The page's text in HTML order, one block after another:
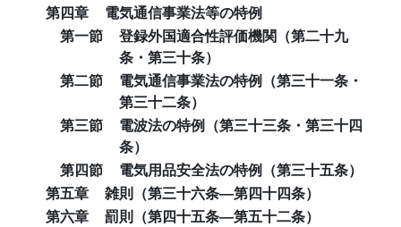
第四章
電気通信事業法等の特例
第一節
登録外国適合性評価機関（第二十九
条・第三十条）
第二節
電気通信事業法の特例（第三十一条・
第三十二条）
第三節
電波法の特例（第三十三条・第三十四
条）
第四節
電気用品安全法の特例（第三十五条）
第五章
雑則（第三十六条―第四十四条）
第六章
罰則（第四十五条―第五十二条）